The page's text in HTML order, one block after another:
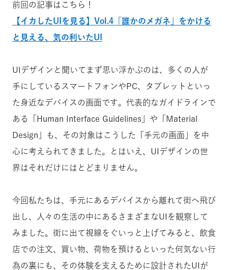
前回の記事はこちら！
【イカしたUIを見る】Vol.4「誰かのメガネ」をかける
と見える、気の利いたUI
UIデザインと聞いてまず思い浮かぶのは、多くの人が
手にしているスマートフォンやPC、タブレットといっ
た身近なデバイスの画面です。代表的なガイドラインで
ある「Human Interface Guidelines」や「Material
Design」も、その対象はこうした「手元の画面」を中
心に考えられてきました。とはいえ、UIデザインの世
界はそれだけにはとどまりません。
今回私たちは、手元にあるデバイスから離れて街へ飛び
出し、人々の生活の中にあるさまざまなUIを観察して
みました。街に出て視線をぐいっと上げてみると、飲食
店での注文、買い物、荷物を預けるといった何気ない行
為の裏にも、その体験を支えるために設計されたUIが